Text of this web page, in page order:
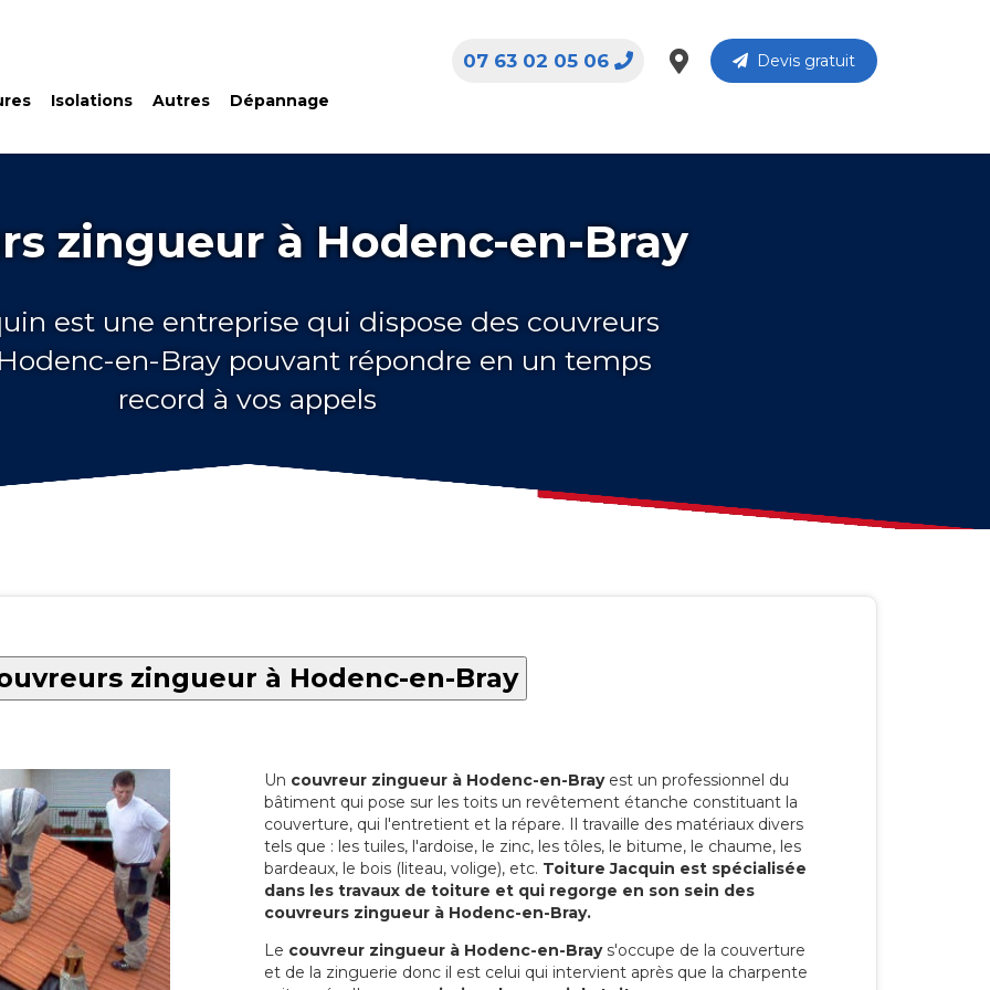
Isolations Autres Dépannage
Devis gratuit
07 63 02 05 06
zingueur à Hodenc-en-Bray
est une entreprise qui dispose des couvreurs
en-Bray pouvant répondre en un temps
record à vos appels
zingueur à Hodenc-en-Bray
Un couvreur zingueur à Hodenc-en-Brayest un professionnel du
bâtiment qui pose sur les toits un revêtement étanche constituant la
couverture, qui l'entretient et la répare. Il travaille des matériaux divers
tels que : les tuiles, l'ardoise, le zinc, les tôles, le bitume, le chaume, les
bardeaux, le bois (liteau, volige), etc. Toiture Jacquin est spécialisée
dans les travaux de toiture et qui regorge en son sein des
couvreurs zingueur à Hodenc-en-Bray.
Le couvreur zingueur à Hodenc-en-Brays'occupe de la couverture
et de la zinguerie donc il est celui qui intervient après que la charpente